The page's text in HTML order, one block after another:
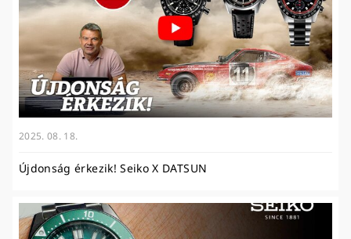
2025. 08. 18.
Újdonság érkezik! Seiko X DATSUN